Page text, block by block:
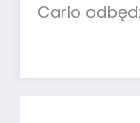
Carlo